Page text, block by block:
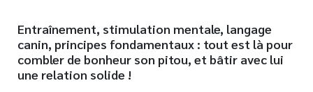
Entraînement, stimulation mentale, langage
canin, principes fondamentaux : tout est là pour
combler de bonheur son pitou, et bâtir avec lui
une relation solide !